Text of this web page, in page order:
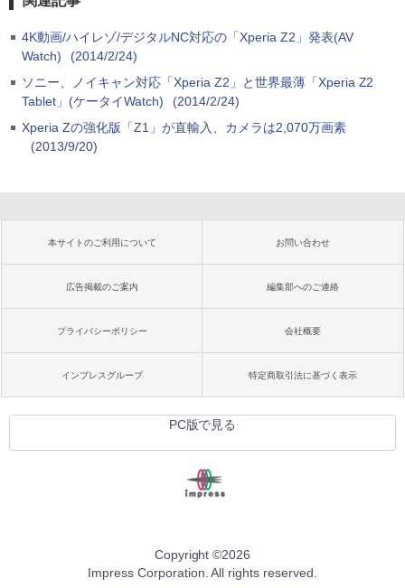
4K動画/ハイレゾ/デジタルNC対応の「Xperia Z2」発表(AV
Watch)
(2014/2/24)
ソニー、ノイキャン対応「Xperia Z2」と世界最薄「Xperia Z2
Tablet」(ケータイWatch)
(2014/2/24)
Xperia Zの強化版「Z1」が直輸入、カメラは2,070万画素
(2013/9/20)
本サイトのご利用について お問い合わせ
広告掲載のご案内 編集部へのご連絡
プライバシーポリシー 会社概要
インプレスグループ 特定商取引法に基づく表示
PC版で見る
Copyright ©2026
Impress Corporation. All rights reserved.